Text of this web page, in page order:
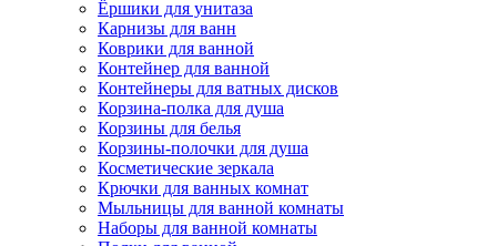
Ёршики для унитаза
Карнизы для ванн
Коврики для ванной
Контейнер для ванной
Контейнеры для ватных дисков
Корзина-полка для душа
Корзины для белья
Корзины-полочки для душа
Косметические зеркала
Крючки для ванных комнат
Мыльницы для ванной комнаты
Наборы для ванной комнаты